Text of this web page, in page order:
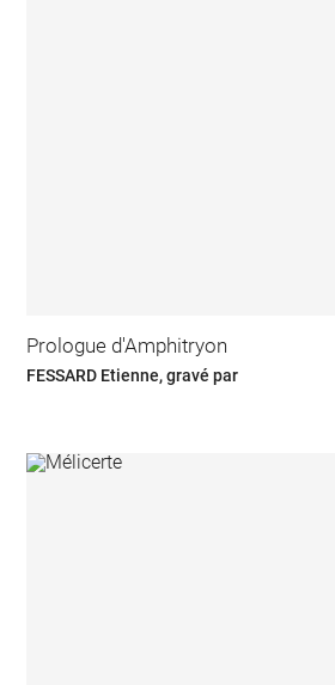
Prologue d'Amphitryon
FESSARD Etienne, gravé par